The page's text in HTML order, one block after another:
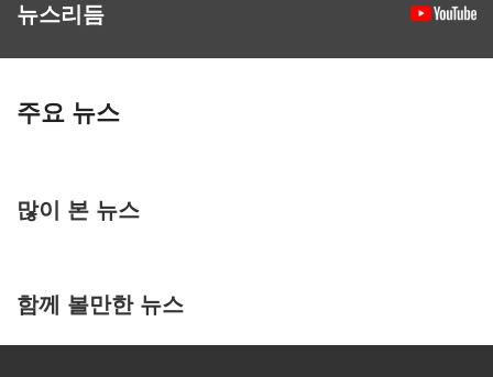
뉴스리듬
주요 뉴스
많이 본 뉴스
함께 볼만한 뉴스